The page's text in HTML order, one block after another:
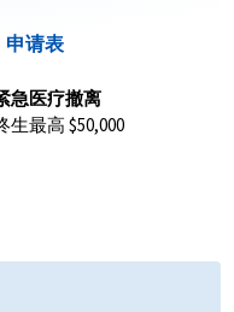
申请表
急医疗撤离
生最高 $50,000